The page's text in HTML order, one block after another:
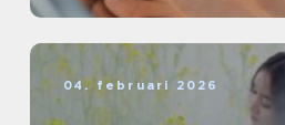
04. februari 2026